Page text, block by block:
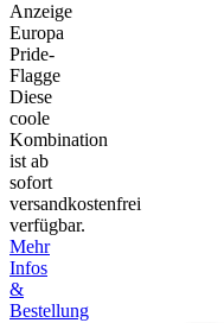
Anzeige
Europa
Pride-
Flagge
Diese
coole
Kombination
ist ab
sofort
versandkostenfrei
verfügbar.
Mehr
Infos
&
Bestellung